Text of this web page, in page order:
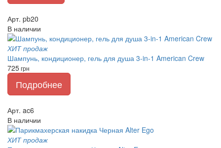
Арт. pb20
В наличии
ХИТ продаж
Шампунь, кондиционер, гель для душа 3-in-1 American Crew
725грн
Подробнее
Арт. ac6
В наличии
ХИТ продаж